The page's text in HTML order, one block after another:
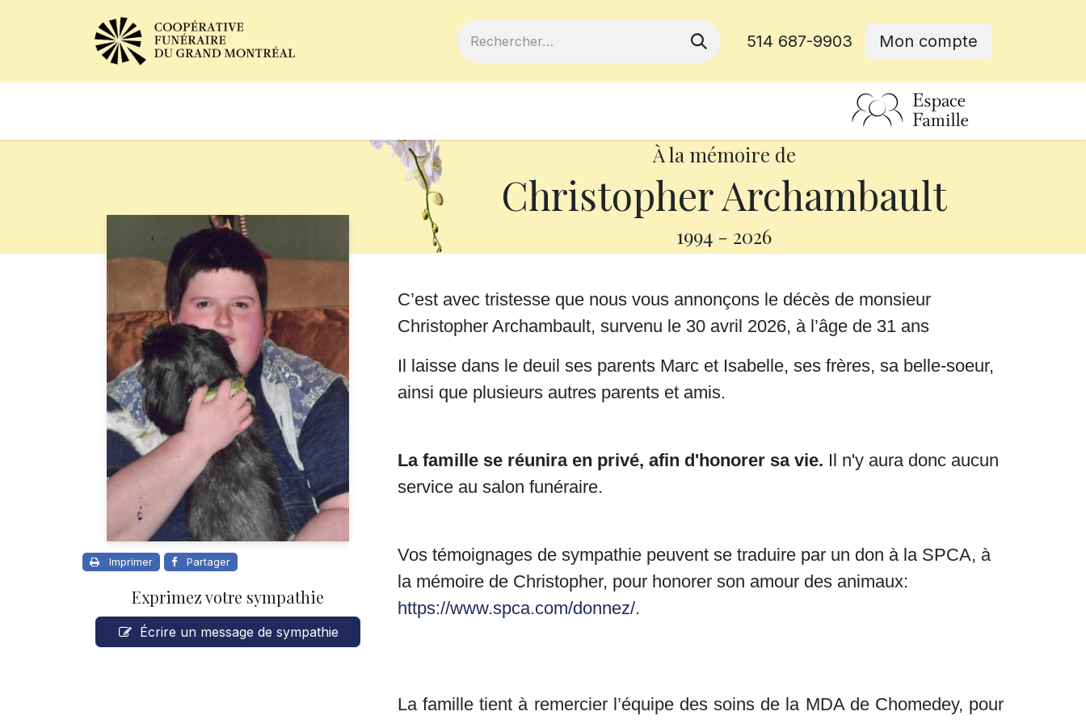
514 687-9903 Mon compte
À la mémoire de
Christopher Archambault
1994 - 2026
Imprimer Partager
Exprimez votre sympathie
Écrire un message de sympathie
C’est avec tristesse que nous vous annonçons le décès de monsieur
Christopher Archambault, survenu le 30 avril 2026, à l’âge de 31 ans
Il laisse dans le deuil ses parents Marc et Isabelle, ses frères, sa belle-soeur,
ainsi que plusieurs autres parents et amis.
La famille se réunira en privé, afin d'honorer sa vie. Il n'y aura donc aucun
service au salon funéraire.
Vos témoignages de sympathie peuvent se traduire par un don à la SPCA, à
la mémoire de Christopher, pour honorer son amour des animaux:
https://www.spca.com/donnez/.
La famille tient à remercier l’équipe des soins de la MDA de Chomedey, pour